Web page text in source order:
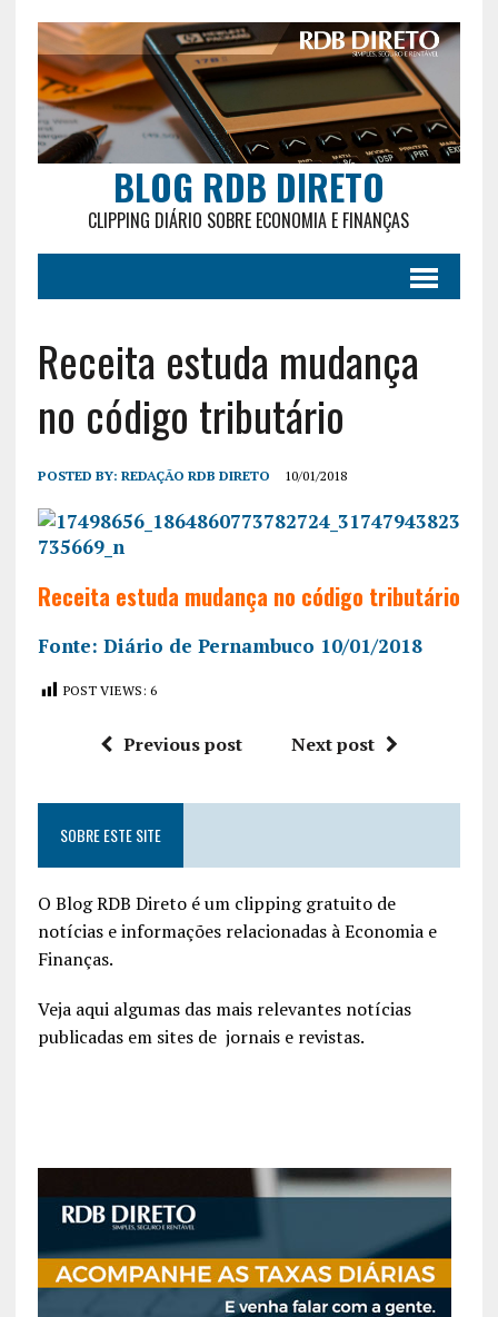
BLOG RDB DIRETO
CLIPPING DIÁRIO SOBRE ECONOMIA E FINANÇAS
Receita estuda mudança
no código tributário
POSTED BY: REDAÇÃO RDB DIRETO 10/01/2018
Receita estuda mudança no código tributário
Fonte: Diário de Pernambuco 10/01/2018
POST VIEWS: 6
Previous post Next post
SOBRE ESTE SITE
O Blog RDB Direto é um clipping gratuito de
notícias e informações relacionadas à Economia e
Finanças.
Veja aqui algumas das mais relevantes notícias
publicadas em sites de jornais e revistas.